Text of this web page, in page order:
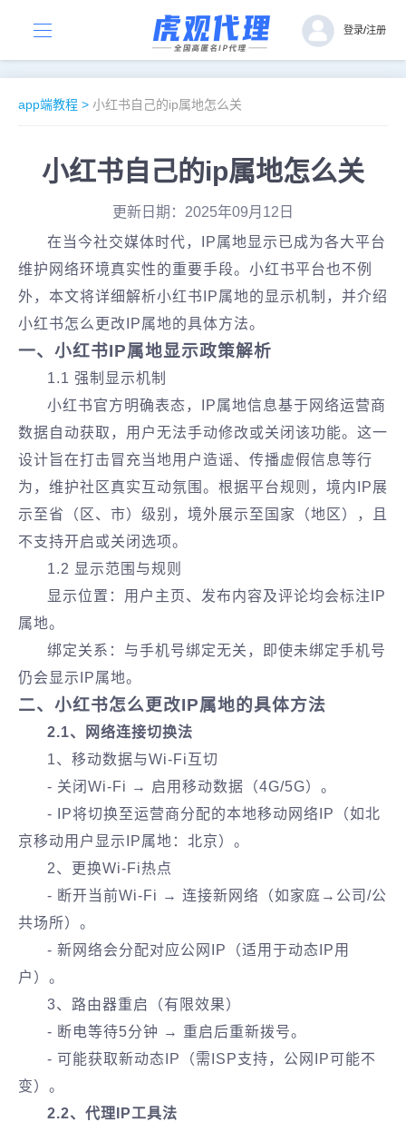
登录/注册
app端教程 > 小红书自己的ip属地怎么关
小红书自己的ip属地怎么关
更新日期：2025年09月12日
在当今社交媒体时代，IP属地显示已成为各大平台
维护网络环境真实性的重要手段。小红书平台也不例
外，本文将详细解析小红书IP属地的显示机制，并介绍
小红书怎么更改IP属地的具体方法。
一、小红书IP属地显示政策解析
1.1 强制显示机制
小红书官方明确表态，IP属地信息基于网络运营商
数据自动获取，用户‌无法手动修改或关闭‌该功能。这一
设计旨在打击冒充当地用户造谣、传播虚假信息等行
为，维护社区真实互动氛围。根据平台规则，境内IP展
示至省（区、市）级别，境外展示至国家（地区），且
不支持开启或关闭选项。
1.2 显示范围与规则
显示位置‌：用户主页、发布内容及评论均会标注IP
属地。
绑定关系‌：与手机号绑定无关，即使未绑定手机号
仍会显示IP属地。
二、小红书怎么更改IP属地的具体方法
2.1、网络连接切换法‌
‌1、移动数据与Wi-Fi互切‌
- 关闭Wi-Fi → 启用移动数据（4G/5G）。
- IP将切换至运营商分配的本地移动网络IP（如北
京移动用户显示IP属地：北京）。
‌2、更换Wi-Fi热点‌
- 断开当前Wi-Fi → 连接新网络（如家庭→公司/公
共场所）。
- 新网络会分配对应公网IP（适用于动态IP用
户）。
‌3、路由器重启（有限效果）‌
- 断电等待5分钟 → 重启后重新拨号。
- 可能获取新动态IP（需ISP支持，公网IP可能不
变）。
2.2、代理IP工具法‌